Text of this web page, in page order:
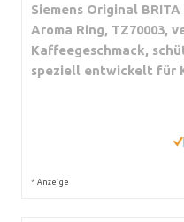
Siemens Original
Aroma Ring, TZ70003,
Kaffeegeschmack,
speziell entwickelt für
* Anzeige